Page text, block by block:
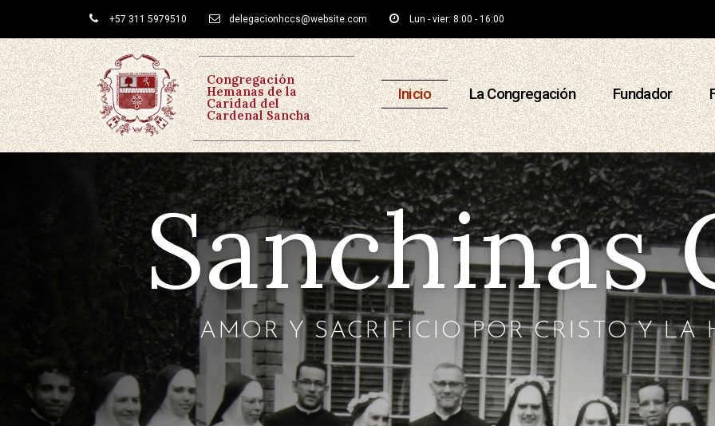
+57 311 5979510 delegacionhccs@website.com Lun - vier: 8:00 - 16:00
Congregación
Hemanas de la
Caridad del
Cardenal Sancha
Inicio La Congregación Fundador
Sanchinas
AMOR Y SACRIFICIO POR CRISTO Y LA